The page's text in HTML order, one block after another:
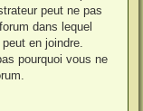
peut ne pas
dans lequel
en joindre.
pourquoi vous ne